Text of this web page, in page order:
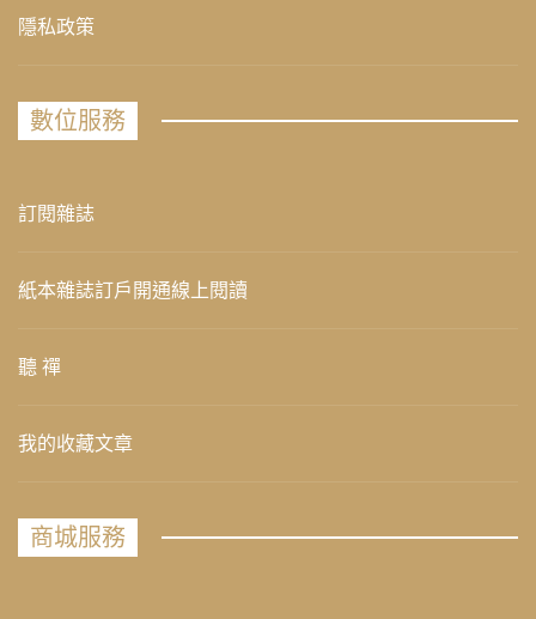
隱私政策
數位服務
訂閱雜誌
紙本雜誌訂戶開通線上閱讀
聽 禪
我的收藏文章
商城服務